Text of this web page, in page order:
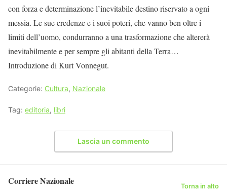
con forza e determinazione l’inevitabile destino riservato a ogni
messia. Le sue credenze e i suoi poteri, che vanno ben oltre i
limiti dell’uomo, condurranno a una trasformazione che altererà
inevitabilmente e per sempre gli abitanti della Terra…
Introduzione di Kurt Vonnegut.
Categorie: Cultura, Nazionale
Tag: editoria, libri
Lascia un commento
Corriere Nazionale Torna in alto